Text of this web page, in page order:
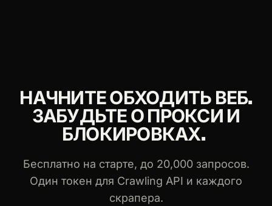
НАЧНИТЕ ОБХОДИТЬ ВЕБ.
ЗАБУДЬТЕ О ПРОКСИ И
БЛОКИРОВКАХ.
Бесплатно на старте, до 20,000 запросов.
Один токен для Crawling API и каждого
скрапера.